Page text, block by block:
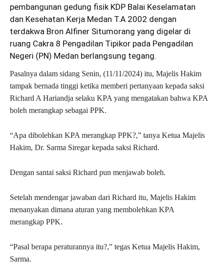
pembangunan gedung fisik KDP Balai Keselamatan
dan Kesehatan Kerja Medan T.A 2002 dengan
terdakwa Bron Alfiner Situmorang yang digelar di
ruang Cakra 8 Pengadilan Tipikor pada Pengadilan
Negeri (PN) Medan berlangsung tegang.
Pasalnya dalam sidang Senin, (11/11/2024) itu, Majelis Hakim
tampak bernada tinggi ketika memberi pertanyaan kepada saksi
Richard A Hariandja selaku KPA yang mengatakan bahwa KPA
boleh merangkap sebagai PPK.
“Apa dibolehkan KPA merangkap PPK?,” tanya Ketua Majelis
Hakim, Dr. Sarma Siregar kepada saksi Richard.
Dengan santai saksi Richard pun menjawab boleh.
Setelah mendengar jawaban dari Richard itu, Majelis Hakim
menanyakan dimana aturan yang membolehkan KPA
merangkap PPK.
“Pasal berapa peraturannya itu?,” tegas Ketua Majelis Hakim,
Sarma.